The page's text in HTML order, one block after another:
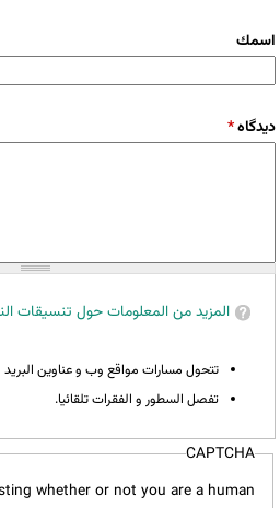
‏اسمك ‏
‏دیدگاه ‏*
المزيد من المعلومات حول تنسيقات
تتحول مسارات مواقع وب و عناوين البريد
تفصل السطور و الفقرات تلقائيا.
CAPTCHA
whether or not you are a human